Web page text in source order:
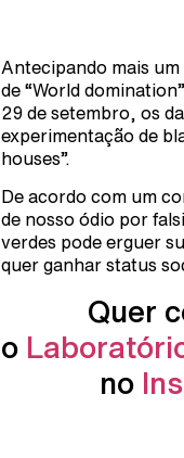
Antecipando mais
de “World
29 de setembro, os
experimentação de
houses”.
De acordo com um
de nosso ódio por
verdes pode erguer
quer ganhar status
Quer
o
no